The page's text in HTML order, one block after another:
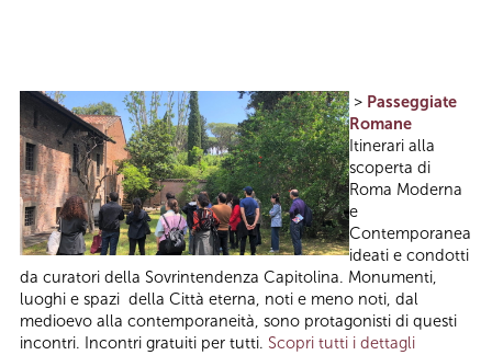
> Passeggiate
Romane
Itinerari alla
scoperta di
Roma Moderna
e
Contemporanea
ideati e condotti
da curatori della Sovrintendenza Capitolina. Monumenti,
luoghi e spazi della Città eterna, noti e meno noti, dal
medioevo alla contemporaneità, sono protagonisti di questi
incontri. Incontri gratuiti per tutti. Scopri tutti i dettagli